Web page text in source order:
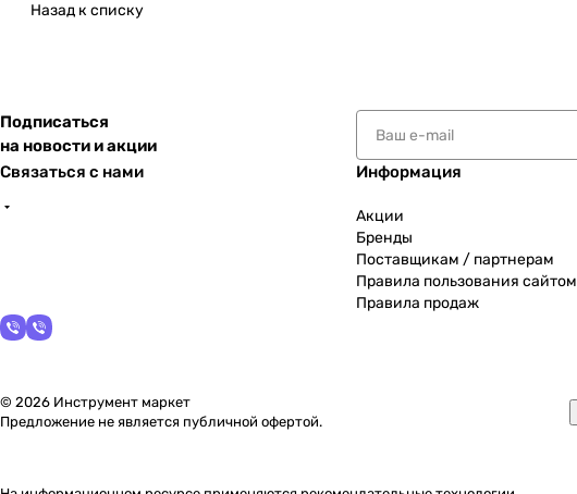
Назад к списку
Подписаться
на новости и акции
Связаться с нами
Информация
Акции
Бренды
Поставщикам / партнерам
Правила пользования сайтом
Правила продаж
© 2026 Инструмент маркет
Предложение не является публичной офертой.